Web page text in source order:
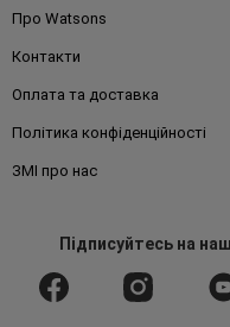
Про Watsons
Контакти
Оплата та доставка
Політика конфіденційності
ЗМІ про нас
Підписуйтесьна